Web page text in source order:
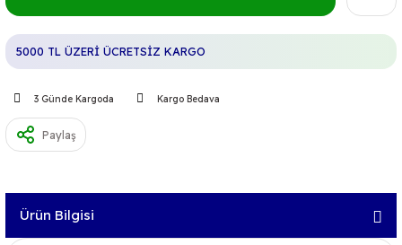
5000 TL ÜZERİ ÜCRETSİZ KARGO
3 Günde Kargoda Kargo Bedava
Paylaş
Ürün Bilgisi